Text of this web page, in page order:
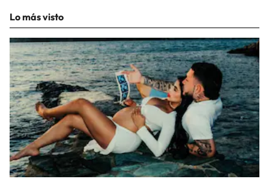
Lo más visto